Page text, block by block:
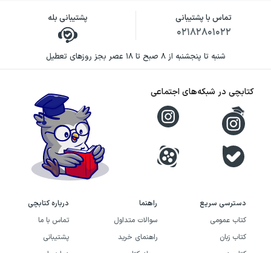
تماس با پشتیبانی
۰۲۱۸۲۸۰۱۰۲۲
پشتیبانی بله
شنبه تا پنجشنبه از ۸ صبح تا ۱۸ عصر بجز روزهای تعطیل
دسترسی سریع
کتاب عمومی
کتاب زبان
راهنما
سوالات متداول
راهنمای خرید
درباره کتابچی
تماس با ما
پشتیبانی
کتابچی در شبکه‌های اجتماعی